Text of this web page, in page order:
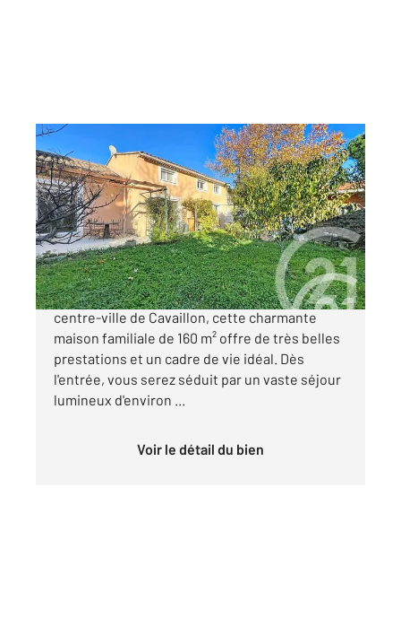
CAVAILLON 84
160 m2, 4 pièces
Ref : 3668
Maison à vendre
344 000 €
CAVAILLON Située à proximité immédiate du
centre-ville de Cavaillon, cette charmante
maison familiale de 160 m² offre de très belles
prestations et un cadre de vie idéal. Dès
l'entrée, vous serez séduit par un vaste séjour
lumineux d'environ ...
Voir le détail du bien